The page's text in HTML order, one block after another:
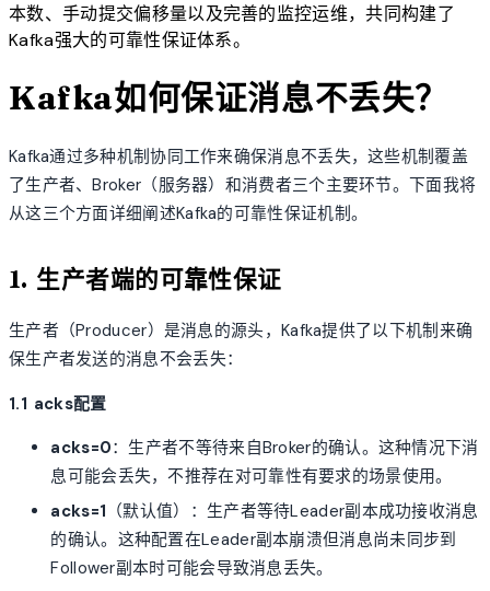
本数、手动提交偏移量以及完善的监控运维，共同构建了
Kafka强大的可靠性保证体系。
Kafka如何保证消息不丢失？
Kafka通过多种机制协同工作来确保消息不丢失，这些机制覆盖
了生产者、Broker（服务器）和消费者三个主要环节。下面我将
从这三个方面详细阐述Kafka的可靠性保证机制。
1. 生产者端的可靠性保证
生产者（Producer）是消息的源头，Kafka提供了以下机制来确
保生产者发送的消息不会丢失：
1.1 acks配置
acks=0：生产者不等待来自Broker的确认。这种情况下消
息可能会丢失，不推荐在对可靠性有要求的场景使用。
acks=1 （默认值）：生产者等待Leader副本成功接收消息
的确认。这种配置在Leader副本崩溃但消息尚未同步到
Follower副本时可能会导致消息丢失。